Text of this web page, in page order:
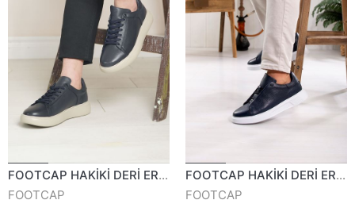
FOOTCAP HAKİKİ DERİ ERKEK GÜNLÜK AYAKKABI 420324K
FOOTCAP
FOOTCAP HAKİKİ DERİ ERKEK GÜNLÜK AYAKKABI 354424Y
FOOTCAP